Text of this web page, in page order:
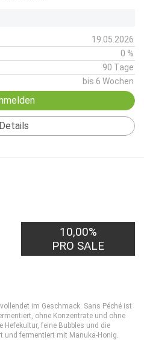
19.05.2026
0 %
90 Tage
bis 6 Wochen
Details
10,00%
PRO SALE
im Geschmack. Sans Péché ist
ohne Konzentrate und ohne
feine Bubbles und die
und fermentiert mit Manuka-Honig.